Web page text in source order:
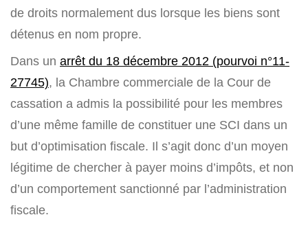
de droits normalement dus lorsque les biens sont
détenus en nom propre.
Dans un arrêt du 18 décembre 2012 (pourvoi n°11-
27745), la Chambre commerciale de la Cour de
cassation a admis la possibilité pour les membres
d’une même famille de constituer une SCI dans un
but d’optimisation fiscale. Il s’agit donc d’un moyen
légitime de chercher à payer moins d’impôts, et non
d’un comportement sanctionné par l’administration
fiscale.